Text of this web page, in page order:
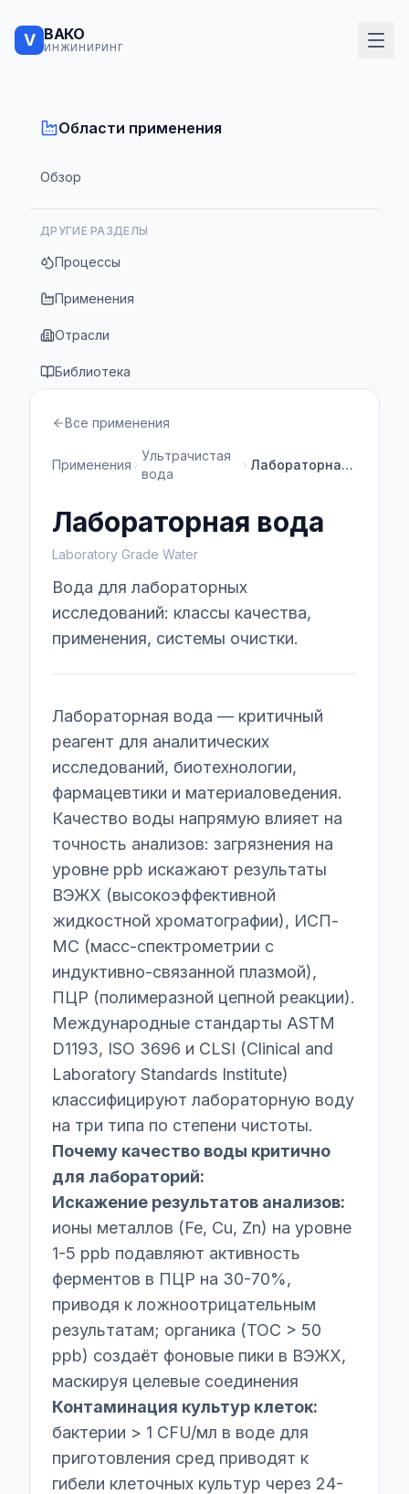
V ВАКО
ИНЖИНИРИНГ
Области применения
Обзор
ДРУГИЕ РАЗДЕЛЫ
Процессы
Применения
Отрасли
Библиотека
Все применения
Применения
Ультрачистая
вода
Лабораторная вода
Лабораторная вода
Laboratory Grade Water
Вода для лабораторных
исследований: классы качества,
применения, системы очистки.
Лабораторная вода — критичный
реагент для аналитических
исследований, биотехнологии,
фармацевтики и материаловедения.
Качество воды напрямую влияет на
точность анализов: загрязнения на
уровне ppb искажают результаты
ВЭЖХ (высокоэффективной
жидкостной хроматографии), ИСП-
МС (масс-спектрометрии с
индуктивно-связанной плазмой),
ПЦР (полимеразной цепной реакции).
Международные стандарты ASTM
D1193, ISO 3696 и CLSI (Clinical and
Laboratory Standards Institute)
классифицируют лабораторную воду
на три типа по степени чистоты.
Почему качество воды критично
для лабораторий:
Искажение результатов анализов:
ионы металлов (Fe, Cu, Zn) на уровне
1-5 ppb подавляют активность
ферментов в ПЦР на 30-70%,
приводя к ложноотрицательным
результатам; органика (TOC > 50
ppb) создаёт фоновые пики в ВЭЖХ,
маскируя целевые соединения
Контаминация культур клеток:
бактерии > 1 CFU/мл в воде для
приготовления сред приводят к
гибели клеточных культур через 24-